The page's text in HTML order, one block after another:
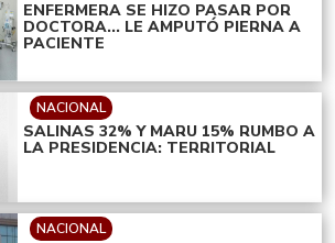
ENFERMERA SE HIZO PASAR POR
DOCTORA... LE AMPUTÓ PIERNA A
PACIENTE
NACIONAL
SALINAS 32% Y MARU 15% RUMBO A
LA PRESIDENCIA: TERRITORIAL
NACIONAL